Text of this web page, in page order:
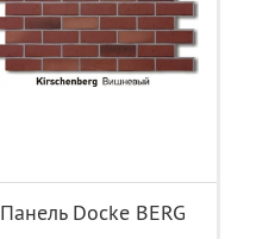
Панель Docke BERG